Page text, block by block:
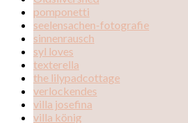
pomponetti
seelensachen-fotografie
sinnenrausch
syl loves
texterella
the lilypadcottage
verlockendes
villa josefina
villa könig